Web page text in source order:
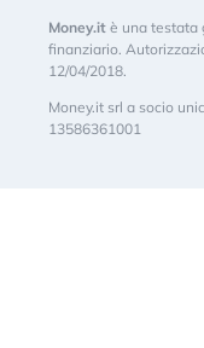
Money.it è una testata
finanziario.
12/04/2018.
Money.it srl a socio
13586361001